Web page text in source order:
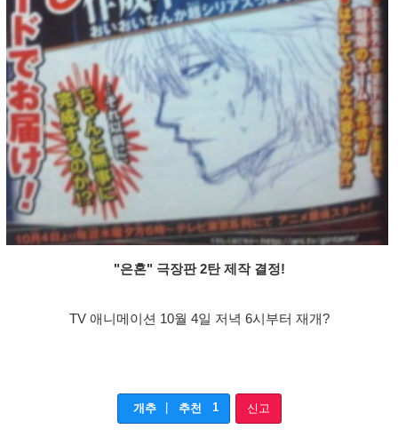
"은혼" 극장판 2탄 제작 결정!
TV 애니메이션 10월 4일 저녁 6시부터 재개?
개추 추천 1 신고